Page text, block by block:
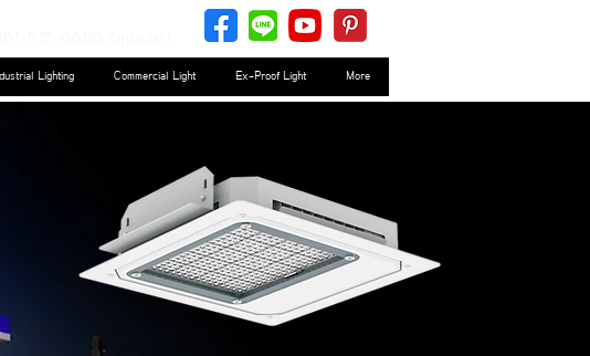
Lighting Commercial Light Ex-Proof Light More